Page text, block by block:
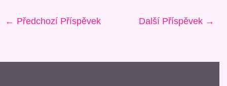
← Předchozí Příspěvek Další Příspěvek →